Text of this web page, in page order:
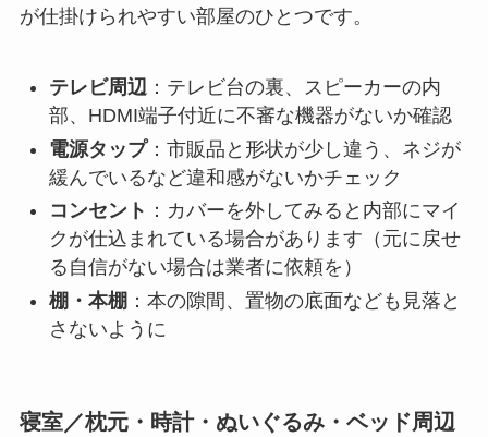
が仕掛けられやすい部屋のひとつです。
テレビ周辺：テレビ台の裏、スピーカーの内
部、HDMI端子付近に不審な機器がないか確認
電源タップ：市販品と形状が少し違う、ネジが
緩んでいるなど違和感がないかチェック
コンセント ：カバーを外してみると内部にマイ
クが仕込まれている場合があります（元に戻せ
る自信がない場合は業者に依頼を）
棚・本棚 ：本の隙間、置物の底面なども見落と
さないように
寝室／枕元・時計・ぬいぐるみ・ベッド周辺